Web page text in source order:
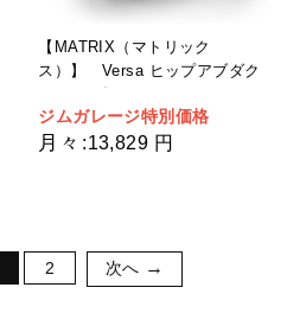
【MATRIX（マトリック
ス）】 Versa ヒップアブダク
ター/アダクター
ジムガレージ特別価格
月々 :13,829 円
2 次へ